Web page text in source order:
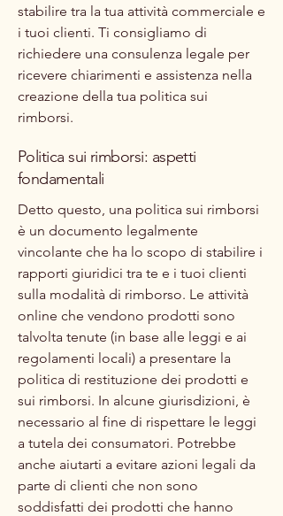
stabilire tra la tua attività commerciale e
i tuoi clienti. Ti consigliamo di
richiedere una consulenza legale per
ricevere chiarimenti e assistenza nella
creazione della tua politica sui
rimborsi.
Politica sui rimborsi: aspetti
fondamentali
Detto questo, una politica sui rimborsi
è un documento legalmente
vincolante che ha lo scopo di stabilire i
rapporti giuridici tra te e i tuoi clienti
sulla modalità di rimborso. Le attività
online che vendono prodotti sono
talvolta tenute (in base alle leggi e ai
regolamenti locali) a presentare la
politica di restituzione dei prodotti e
sui rimborsi. In alcune giurisdizioni, è
necessario al fine di rispettare le leggi
a tutela dei consumatori. Potrebbe
anche aiutarti a evitare azioni legali da
parte di clienti che non sono
soddisfatti dei prodotti che hanno